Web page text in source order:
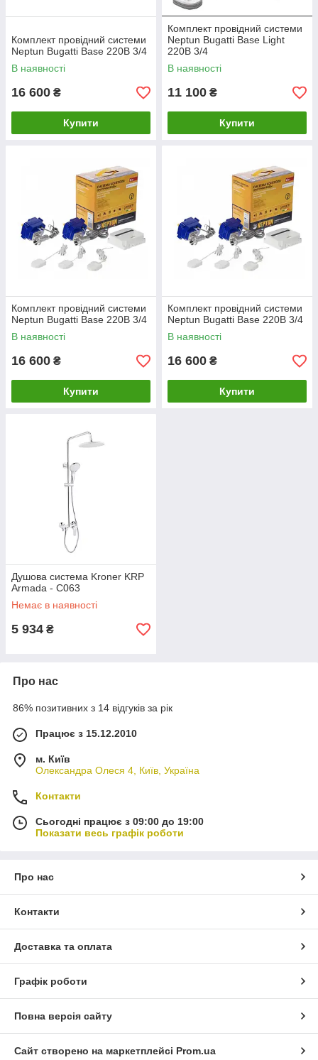
Комплект провідний системи
Neptun Bugatti Base 220B 3/4
В наявності
16 600 ₴
Купити
Комплект провідний системи
Neptun Bugatti Base Light
220В 3/4
В наявності
11 100 ₴
Купити
Комплект провідний системи
Neptun Bugatti Base 220B 3/4
В наявності
16 600 ₴
Купити
Комплект провідний системи
Neptun Bugatti Base 220B 3/4
В наявності
16 600 ₴
Купити
Душова система Kroner KRP
Armada - C063
Немає в наявності
5 934 ₴
Про нас
86% позитивних з 14 відгуків за рік
Працює з 15.12.2010
м. Київ
Олександра Олеся 4, Київ, Україна
Контакти
Сьогодні працює з 09:00 до 19:00
Показати весь графік роботи
Про нас
Контакти
Доставка та оплата
Графік роботи
Повна версія сайту
Сайт створено на маркетплейсі Prom.ua